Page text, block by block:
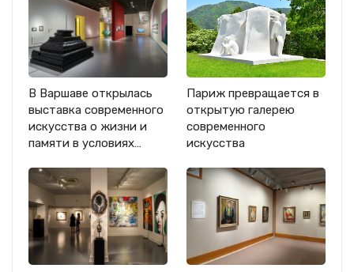
В Варшаве открылась
выставка современного
искусства о жизни и
памяти в условиях…
Париж превращается в
открытую галерею
современного
искусства